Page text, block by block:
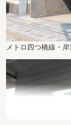
メトロ四つ橋線・